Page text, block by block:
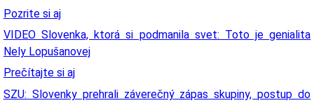
Pozrite si aj
VIDEO Slovenka, ktorá si podmanila svet: Toto je genialita
Nely Lopušanovej
Prečítajte si aj
SZU: Slovenky prehrali záverečný zápas skupiny, postup do